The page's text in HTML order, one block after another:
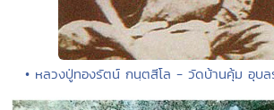
• หลวงปู่ทองรัตน์ กนฺตสีโล - วัดบ้านคุ้ม อุบล